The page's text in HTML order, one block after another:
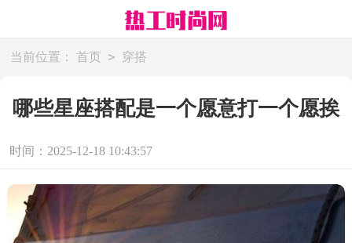
当前位置： 首页 > 穿搭
哪些星座搭配是一个愿意打一个愿挨
时间：2025-12-18 10:43:57